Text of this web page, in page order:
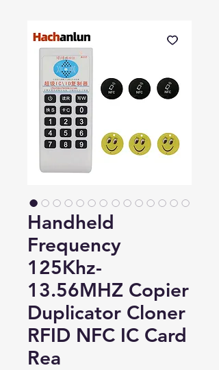
Handheld
Frequency
125Khz-
13.56MHZ Copier
Duplicator Cloner
RFID NFC IC Card
Rea